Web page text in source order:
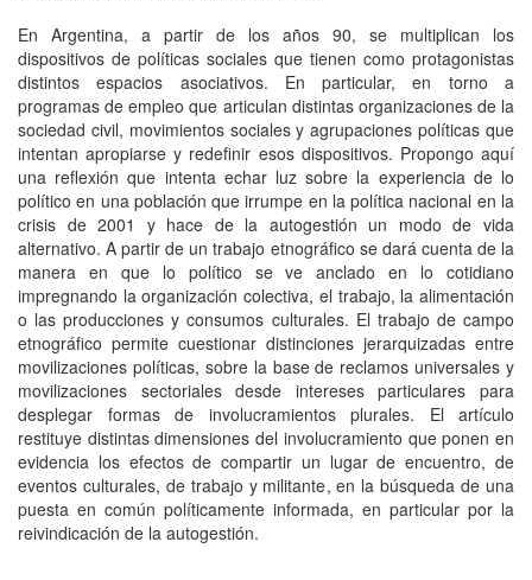
En Argentina, a partir de los años 90, se multiplican los
dispositivos de políticas sociales que tienen como protagonistas
distintos espacios asociativos. En particular, en torno a
programas de empleo que articulan distintas organizaciones de la
sociedad civil, movimientos sociales y agrupaciones políticas que
intentan apropiarse y redefinir esos dispositivos. Propongo aquí
una reflexión que intenta echar luz sobre la experiencia de lo
político en una población que irrumpe en la política nacional en la
crisis de 2001 y hace de la autogestión un modo de vida
alternativo. A partir de un trabajo etnográfico se dará cuenta de la
manera en que lo político se ve anclado en lo cotidiano
impregnando la organización colectiva, el trabajo, la alimentación
o las producciones y consumos culturales. El trabajo de campo
etnográfico permite cuestionar distinciones jerarquizadas entre
movilizaciones políticas, sobre la base de reclamos universales y
movilizaciones sectoriales desde intereses particulares para
desplegar formas de involucramientos plurales. El artículo
restituye distintas dimensiones del involucramiento que ponen en
evidencia los efectos de compartir un lugar de encuentro, de
eventos culturales, de trabajo y militante, en la búsqueda de una
puesta en común políticamente informada, en particular por la
reivindicación de la autogestión.